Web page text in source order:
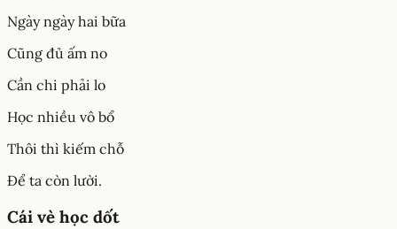
Ngày ngày hai bữa
Cũng đủ ấm no
Cần chi phải lo
Học nhiều vô bổ
Thôi thì kiếm chỗ
Để ta còn lười.
Cái vè học dốt